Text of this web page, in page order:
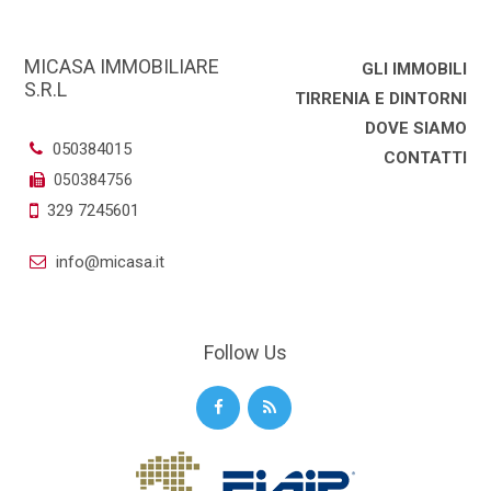
MICASA IMMOBILIARE
S.R.L
050384015
050384756
329 7245601
info@micasa.it
GLI IMMOBILI
TIRRENIA E DINTORNI
DOVE SIAMO
CONTATTI
Follow Us